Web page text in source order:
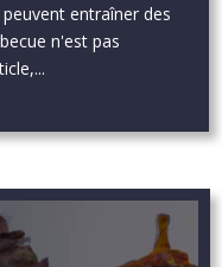
entraîner des
n'est pas